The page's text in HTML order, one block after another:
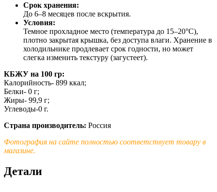
Срок хранения:
До 6–8 месяцев после вскрытия.
Условия:
Темное прохладное место (температура до 15–20°C),
плотно закрытая крышка, без доступа влаги. Хранение в
холодильнике продлевает срок годности, но может
слегка изменить текстуру (загустеет).
КБЖУ на 100 гр:
Калорийность- 899 ккал;
Белки- 0 г;
Жиры- 99,9 г;
Углеводы-0 г.
Страна производитель: Россия
Фотография на сайте полностью соответствует товару в
магазине.
Детали